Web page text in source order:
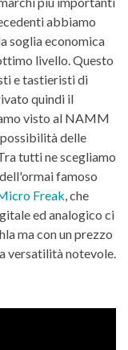
abbiamo
soglia economica
livello. Questo
e tastieristi di
quindi il
visto al NAMM
delle
tutti ne scegliamo
famoso
Freak, che
ed analogico ci
ma con un prezzo
versatilità notevole.